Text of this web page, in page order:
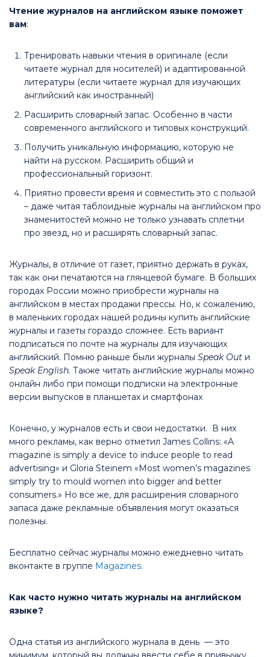
Чтение журналов на английском языке поможет
вам:
Тренировать навыки чтения в оригинале (если
читаете журнал для носителей) и адаптированной
литературы (если читаете журнал для изучающих
английский как иностранный)
Расширить словарный запас. Особенно в части
современного английского и типовых конструкций.
Получить уникальную информацию, которую не
найти на русском. Расширить общий и
профессиональный горизонт.
Приятно провести время и совместить это с пользой
– даже читая таблоидные журналы на английском про
знаменитостей можно не только узнавать сплетни
про звезд, но и расширять словарный запас.
Журналы, в отличие от газет, приятно держать в руках,
так как они печатаются на глянцевой бумаге. В больших
городах России можно приобрести журналы на
английском в местах продажи прессы. Но, к сожалению,
в маленьких городах нашей родины купить английские
журналы и газеты гораздо сложнее. Есть вариант
подписаться по почте на журналы для изучающих
английский. Помню раньше были журналы Speak Out и
Speak English. Также читать английские журналы можно
онлайн либо при помощи подписки на электронные
версии выпусков в планшетах и смартфонах
Конечно, у журналов есть и свои недостатки. В них
много рекламы, как верно отметил James Collins: «A
magazine is simply a device to induce people to read
advertising» и Gloria Steinem «Most women’s magazines
simply try to mould women into bigger and better
consumers.» Но все же, для расширения словарного
запаса даже рекламные объявления могут оказаться
полезны.
Бесплатно сейчас журналы можно ежедневно читать
вконтакте в группе Magazines.
Как часто нужно читать журналы на английском
языке?
Одна статья из английского журнала в день — это